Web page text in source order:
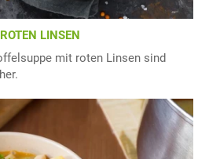
LINSEN
mit roten Linsen sind